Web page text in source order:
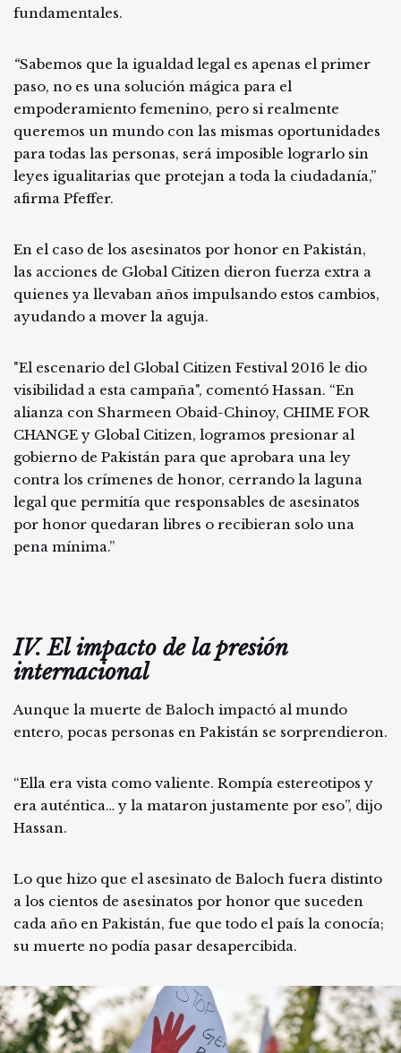
fundamentales.
“Sabemos que la igualdad legal es apenas el primer
paso, no es una solución mágica para el
empoderamiento femenino, pero si realmente
queremos un mundo con las mismas oportunidades
para todas las personas, será imposible lograrlo sin
leyes igualitarias que protejan a toda la ciudadanía,”
afirma Pfeffer.
En el caso de los asesinatos por honor en Pakistán,
las acciones de Global Citizen dieron fuerza extra a
quienes ya llevaban años impulsando estos cambios,
ayudando a mover la aguja.
"El escenario del Global Citizen Festival 2016 le dio
visibilidad a esta campaña", comentó Hassan. “En
alianza con Sharmeen Obaid-Chinoy, CHIME FOR
CHANGE y Global Citizen, logramos presionar al
gobierno de Pakistán para que aprobara una ley
contra los crímenes de honor, cerrando la laguna
legal que permitía que responsables de asesinatos
por honor quedaran libres o recibieran solo una
pena mínima.”
IV. El impacto de la presión
internacional
Aunque la muerte de Baloch impactó al mundo
entero, pocas personas en Pakistán se sorprendieron.
“Ella era vista como valiente. Rompía estereotipos y
era auténtica… y la mataron justamente por eso”, dijo
Hassan.
Lo que hizo que el asesinato de Baloch fuera distinto
a los cientos de asesinatos por honor que suceden
cada año en Pakistán, fue que todo el país la conocía;
su muerte no podía pasar desapercibida.